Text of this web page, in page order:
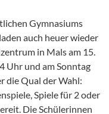
Gymnasiums
auch heuer wieder
in Mals am 15.
Uhr und am Sonntag
die Qual der Wahl:
Spiele für 2 oder
Die Schülerinnen